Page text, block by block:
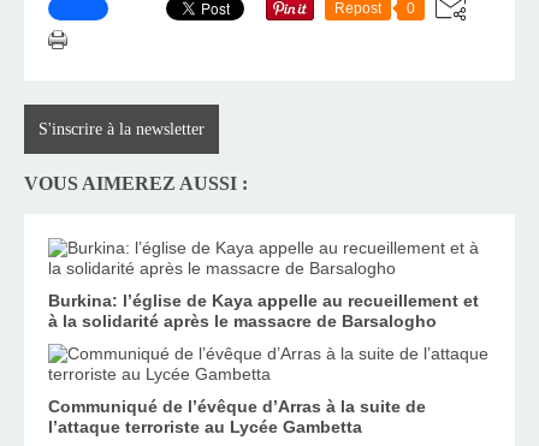
Repost 0
S'inscrire à la newsletter
VOUS AIMEREZ AUSSI :
Burkina: l’église de Kaya appelle au recueillement et
à la solidarité après le massacre de Barsalogho
Communiqué de l’évêque d’Arras à la suite de
l’attaque terroriste au Lycée Gambetta